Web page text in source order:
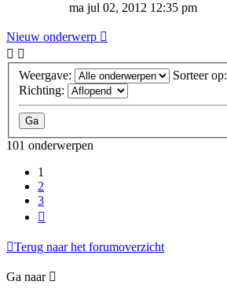
ma jul 02, 2012 12:35 pm
Nieuw onderwerp
Weergave:
Sorteer op:
Richting:
101 onderwerpen
1
2
3
Terug naar het forumoverzicht
Ga naar